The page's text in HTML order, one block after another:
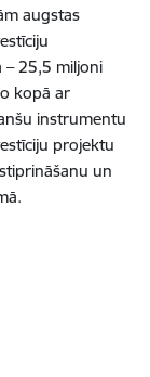
augstas
– 25,5 miljoni
kopā ar
instrumentu
projektu
un